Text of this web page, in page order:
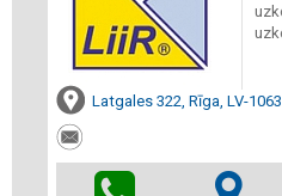
Latgales 322, Rīga, LV-1063